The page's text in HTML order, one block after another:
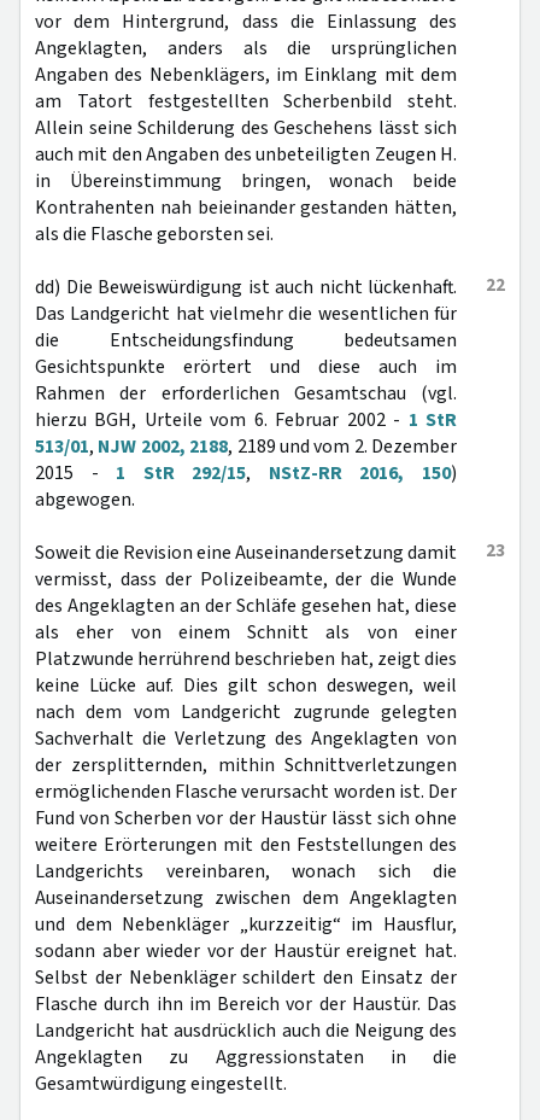
vor dem Hintergrund, dass die Einlassung des
Angeklagten, anders als die ursprünglichen
Angaben des Nebenklägers, im Einklang mit dem
am Tatort festgestellten Scherbenbild steht.
Allein seine Schilderung des Geschehens lässt sich
auch mit den Angaben des unbeteiligten Zeugen H.
in Übereinstimmung bringen, wonach beide
Kontrahenten nah beieinander gestanden hätten,
als die Flasche geborsten sei.
22
dd) Die Beweiswürdigung ist auch nicht lückenhaft.
Das Landgericht hat vielmehr die wesentlichen für
die Entscheidungsfindung bedeutsamen
Gesichtspunkte erörtert und diese auch im
Rahmen der erforderlichen Gesamtschau (vgl.
hierzu BGH, Urteile vom 6. Februar 2002 - 1 StR
513/01, NJW 2002, 2188, 2189 und vom 2. Dezember
2015 - 1 StR 292/15, NStZ-RR 2016, 150)
abgewogen.
23
Soweit die Revision eine Auseinandersetzung damit
vermisst, dass der Polizeibeamte, der die Wunde
des Angeklagten an der Schläfe gesehen hat, diese
als eher von einem Schnitt als von einer
Platzwunde herrührend beschrieben hat, zeigt dies
keine Lücke auf. Dies gilt schon deswegen, weil
nach dem vom Landgericht zugrunde gelegten
Sachverhalt die Verletzung des Angeklagten von
der zersplitternden, mithin Schnittverletzungen
ermöglichenden Flasche verursacht worden ist. Der
Fund von Scherben vor der Haustür lässt sich ohne
weitere Erörterungen mit den Feststellungen des
Landgerichts vereinbaren, wonach sich die
Auseinandersetzung zwischen dem Angeklagten
und dem Nebenkläger „kurzzeitig“ im Hausflur,
sodann aber wieder vor der Haustür ereignet hat.
Selbst der Nebenkläger schildert den Einsatz der
Flasche durch ihn im Bereich vor der Haustür. Das
Landgericht hat ausdrücklich auch die Neigung des
Angeklagten zu Aggressionstaten in die
Gesamtwürdigung eingestellt.